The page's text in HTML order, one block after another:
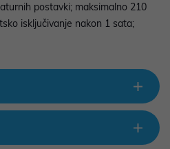
postavki; maksimalno 210
isključivanje nakon 1 sata;